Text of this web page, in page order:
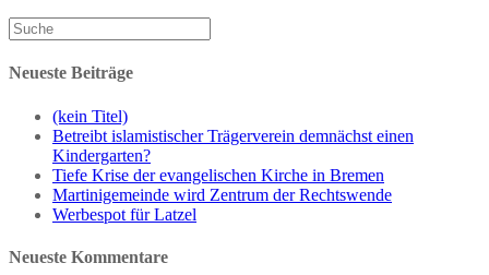
Neueste Beiträge
(kein Titel)
Betreibt islamistischer Trägerverein demnächst einen
Kindergarten?
Tiefe Krise der evangelischen Kirche in Bremen
Martinigemeinde wird Zentrum der Rechtswende
Werbespot für Latzel
Neueste Kommentare